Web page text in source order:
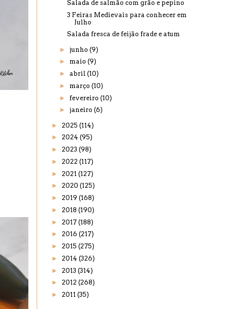
Salada de salmão com grão e pepino
3 Feiras Medievais para conhecer em
Julho
Salada fresca de feijão frade e atum
► junho (9)
► maio (9)
► abril (10)
► março (10)
► fevereiro (10)
► janeiro (6)
► 2025 (114)
► 2024 (95)
► 2023 (98)
► 2022 (117)
► 2021 (127)
► 2020 (125)
► 2019 (168)
► 2018 (190)
► 2017 (188)
► 2016 (217)
► 2015 (275)
► 2014 (326)
► 2013 (314)
► 2012 (268)
► 2011 (35)